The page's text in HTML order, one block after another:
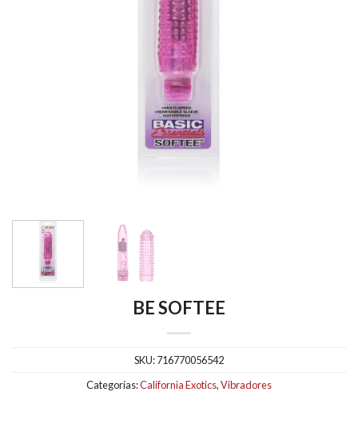
BE SOFTEE
SKU:716770056542
Categorías:California Exotics,Vibradores